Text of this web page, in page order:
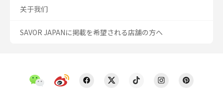
关于我们
SAVOR JAPANに掲載を希望される店舗の方へ